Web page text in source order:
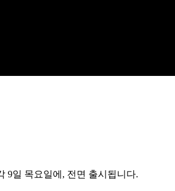
9일 목요일에, 전면 출시됩니다.